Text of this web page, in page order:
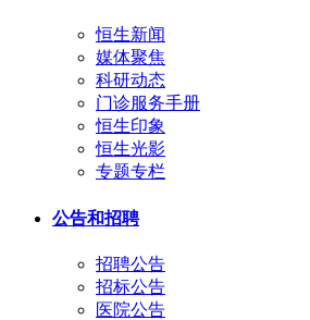
恒生新闻
媒体聚焦
科研动态
门诊服务手册
恒生印象
恒生光影
专题专栏
公告和招聘
招聘公告
招标公告
医院公告